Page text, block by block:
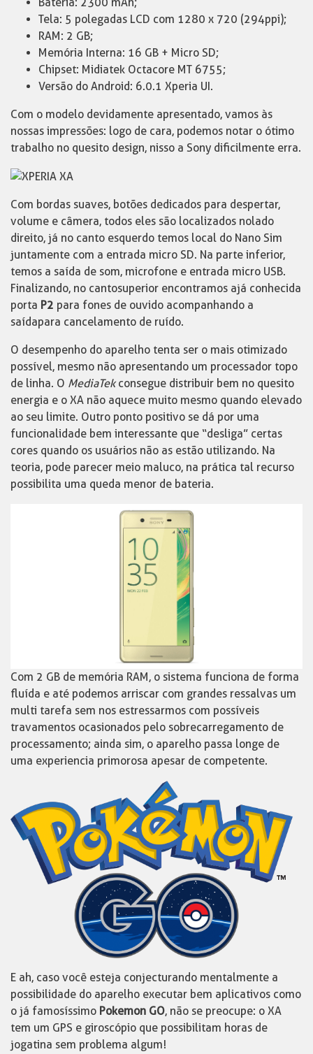
Tela: 5 polegadas LCD com 1280 x 720 (294ppi);
RAM: 2 GB;
Memória Interna: 16 GB + Micro SD;
Chipset: Midiatek Octacore MT 6755;
Versão do Android: 6.0.1 Xperia UI.
Com o modelo devidamente apresentado, vamos às
nossas impressões: logo de cara, podemos notar o ótimo
trabalho no quesito design, nisso a Sony dificilmente erra.
Com bordas suaves, botões dedicados para despertar,
volume e câmera, todos eles são localizados no lado
direito, já no canto esquerdo temos local do Nano Sim
juntamente com a entrada micro SD. Na parte inferior,
temos a saída de som, microfone e entrada micro USB.
Finalizando, no canto superior encontramos a já conhecida
porta P2 para fones de ouvido acompanhando a
saída para cancelamento de ruído.
O desempenho do aparelho tenta ser o mais otimizado
possível, mesmo não apresentando um processador topo
de linha. O MediaTekconsegue distribuir bem no quesito
energia e o XA não aquece muito mesmo quando elevado
ao seu limite. Outro ponto positivo se dá por uma
funcionalidade bem interessante que “desliga” certas
cores quando os usuários não as estão utilizando. Na
teoria, pode parecer meio maluco, na prática tal recurso
possibilita uma queda menor de bateria.
Com 2 GB de memória RAM, o sistema funciona de forma
fluída e até podemos arriscar com grandes ressalvas um
multi tarefa sem nos estressarmos com possíveis
travamentos ocasionados pelo sobrecarregamento de
processamento; ainda sim, o aparelho passa longe de
uma experiencia primorosa apesar de competente.
E ah, caso você esteja conjecturando mentalmente a
possibilidade do aparelho executar bem aplicativos como
o já famosíssimo Pokemon GO, não se preocupe: o XA
tem um GPS e giroscópio que possibilitam horas de
jogatina sem problema algum!